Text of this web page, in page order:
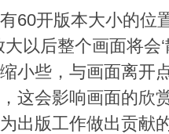
开版本大小的位
以后整个画面将会‘
些，与画面离开点
会影响画面的欣赏
版工作做出贡献